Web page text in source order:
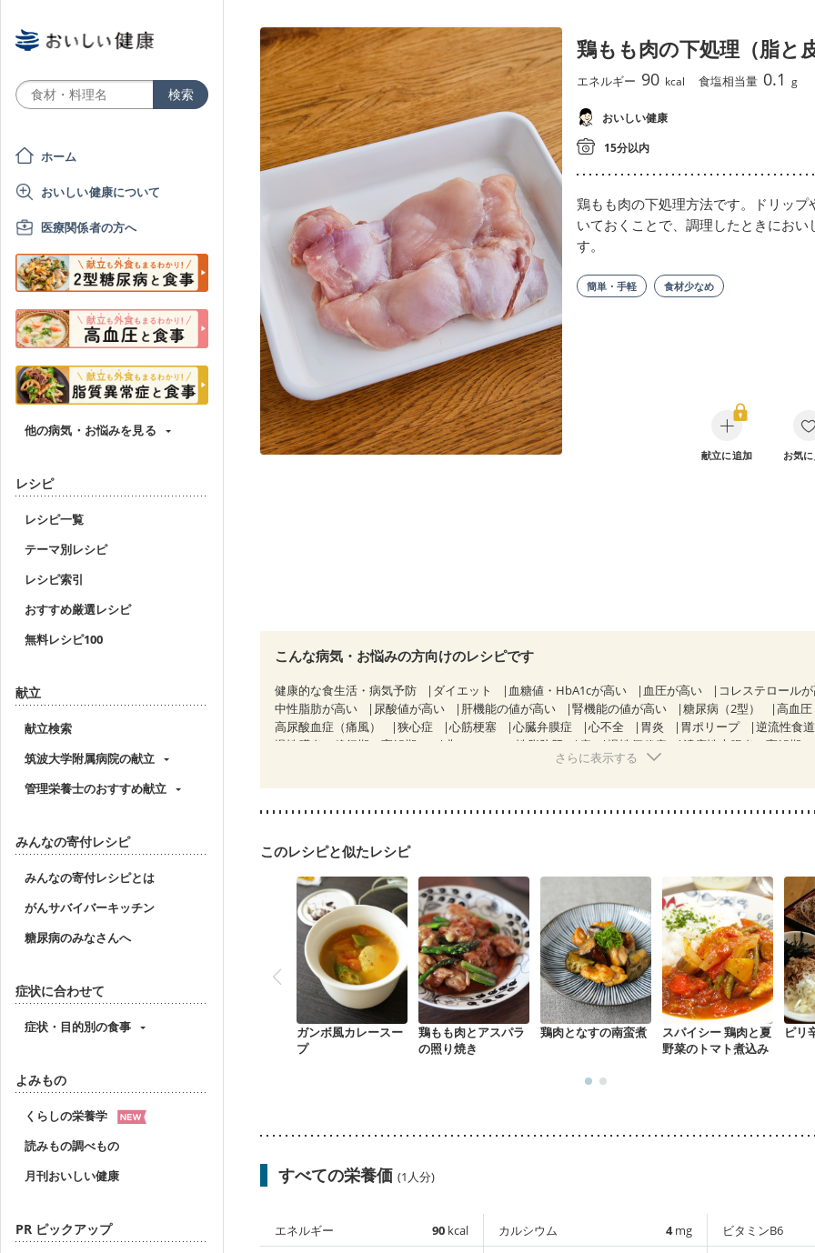
ホーム
おいしい健康について
医療関係者の方へ
他の病気・お悩みを見る
レシピ
レシピ一覧
テーマ別レシピ
レシピ索引
おすすめ厳選レシピ
無料レシピ100
献立
献立検索
筑波大学附属病院の献立
管理栄養士のおすすめ献立
みんなの寄付レシピ
みんなの寄付レシピとは
がんサバイバーキッチン
糖尿病のみなさんへ
症状に合わせて
症状・目的別の食事
よみもの
くらしの栄養学
読みもの調べもの
月刊おいしい健康
PR ピックアップ
鶏もも肉の下処理（脂と
エネルギー 90 kcal 食塩相当量 0.1 g
おいしい健康
15分以内
鶏もも肉の下処理方法です。ドリップ
いておくことで、調理したときにおい
す。
簡単・手軽 食材少なめ
献立に追加 お気
こんな病気・お悩みの方向けのレシピです
健康的な食生活・病気予防 ダイエット 血糖値・HbA1cが高い 血圧が高い
コレステロール
中性脂肪が高い
尿酸値が高い 肝機能の値が高い 腎機能の値が高い 糖尿病（2型） 高血圧
高尿酸血症（痛風）
狭心症 心筋梗塞 心臓弁膜症 心不全 胃炎 胃ポリープ
逆流性食
慢性膵炎（移行期・寛解期）
非アルコール性脂肪肝 痔 慢性便秘症
潰瘍性大腸炎（寛解期）
睡眠時無呼吸症候群
乳がん（放射線治療中）
乳がん治療を終えた方・経過観察中の方など
胃がん（抗がん剤治療中）
大腸がん（放射線治療中）
妊婦健診・血糖値が気になる（初期）
妊娠高血圧(中期) 妊娠糖尿病(初期) 産後（母乳）
産
産後（ミルク）
骨折 骨粗しょう症 関節リウマチ 乾癬 フレイル（年齢に合わせた体作り
貧血対策
ニキビ・肌荒れ 妊活中 更年期
さらに表示する
このレシピと似たレシピ
ガンボ風カレースー
プ
鶏もも肉とアスパラ
の照り焼き
鶏肉となすの南蛮煮
スパイシー 鶏肉と夏
野菜のトマト煮込み
ピリ
すべての栄養価 (1人分)
エネルギー 90 kcal
カルシウム 4mg
ビタミンB6